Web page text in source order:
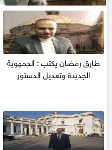
طارق رمضان يكتب : الجمهوية
الجديدة وتعديل الدستور